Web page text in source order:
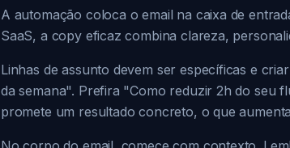
A automação coloca o email na caixa de
SaaS, a copy eficaz combina clareza,
Linhas de assunto devem ser específicas e
da semana". Prefira "Como reduzir 2h do seu
promete um resultado concreto, o que